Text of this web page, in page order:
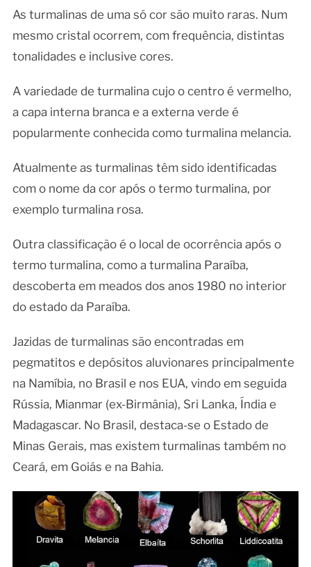
As turmalinas de uma só cor são muito raras. Num
mesmo cristal ocorrem, com frequência, distintas
tonalidades e inclusive cores.
A variedade de turmalina cujo o centro é vermelho,
a capa interna branca e a externa verde é
popularmente conhecida como turmalina melancia.
Atualmente as turmalinas têm sido identificadas
com o nome da cor após o termo turmalina, por
exemplo turmalina rosa.
Outra classificação é o local de ocorrência após o
termo turmalina, como a turmalina Paraíba,
descoberta em meados dos anos 1980 no interior
do estado da Paraíba.
Jazidas de turmalinas são encontradas em
pegmatitos e depósitos aluvionares principalmente
na Namíbia, no Brasil e nos EUA, vindo em seguida
Rússia, Mianmar (ex-Birmânia), Sri Lanka, Índia e
Madagascar. No Brasil, destaca-se o Estado de
Minas Gerais, mas existem turmalinas também no
Ceará, em Goiás e na Bahia.